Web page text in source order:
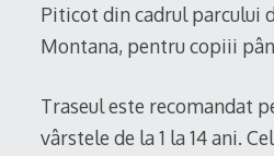
Piticot din cadrul parcului
Montana, pentru copiii
Traseul este recomandat
vârstele de la 1 la 14 ani.